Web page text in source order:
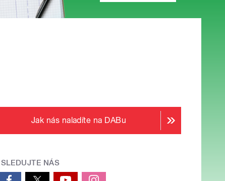
Jak nás naladíte na DABu
SLEDUJTE NÁS